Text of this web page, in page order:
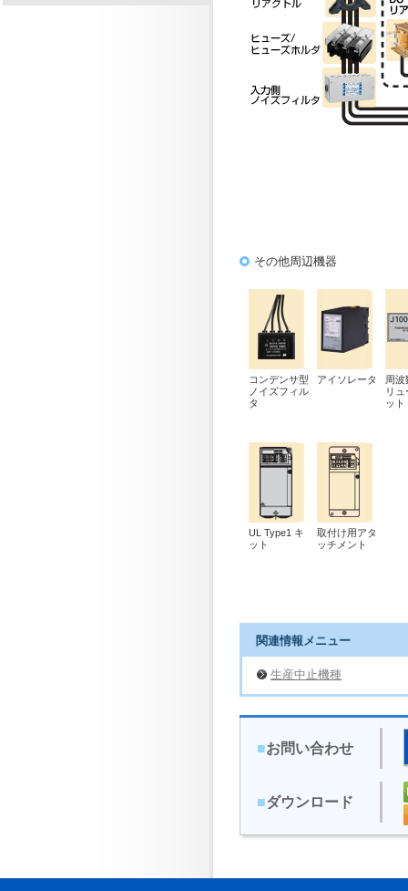
その他周辺機器
コンデンサ型
ノイズフィル
タ
アイソレータ
周
リ
ット
UL Type1 キ
ット
取付け用アタ
ッチメント
関連情報メニュー
生産中止機種
■お問い合わせ
■ダウンロード